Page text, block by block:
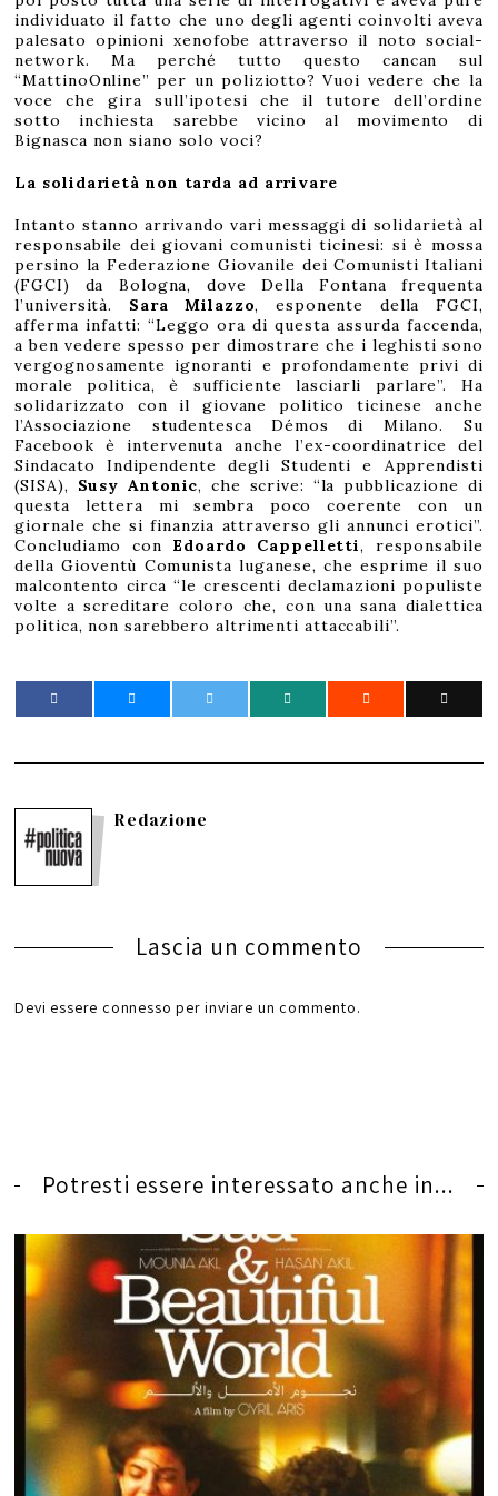
individuato il fatto che uno degli agenti coinvolti aveva
palesato opinioni xenofobe attraverso il noto social-
network. Ma perché tutto questo cancan sul
“MattinoOnline” per un poliziotto? Vuoi vedere che la
voce che gira sull’ipotesi che il tutore dell’ordine
sotto inchiesta sarebbe vicino al movimento di
Bignasca non siano solo voci?
La solidarietà non tarda ad arrivare
Intanto stanno arrivando vari messaggi di solidarietà al
responsabile dei giovani comunisti ticinesi: si è mossa
persino la Federazione Giovanile dei Comunisti Italiani
(FGCI) da Bologna, dove Della Fontana frequenta
l’università. Sara Milazzo, esponente della FGCI,
afferma infatti: “Leggo ora di questa assurda faccenda,
a ben vedere spesso per dimostrare che i leghisti sono
vergognosamente ignoranti e profondamente privi di
morale politica, è sufficiente lasciarli parlare”. Ha
solidarizzato con il giovane politico ticinese anche
l’Associazione studentesca Démos di Milano. Su
Facebook è intervenuta anche l’ex-coordinatrice del
Sindacato Indipendente degli Studenti e Apprendisti
(SISA), Susy Antonic, che scrive: “la pubblicazione di
questa lettera mi sembra poco coerente con un
giornale che si finanzia attraverso gli annunci erotici”.
Concludiamo con Edoardo Cappelletti, responsabile
della Gioventù Comunista luganese, che esprime il suo
malcontento circa “le crescenti declamazioni populiste
volte a screditare coloro che, con una sana dialettica
politica, non sarebbero altrimenti attaccabili”.
Redazione
Lascia un commento
Devi essere connesso per inviare un commento.
Potresti essere interessato anche in...